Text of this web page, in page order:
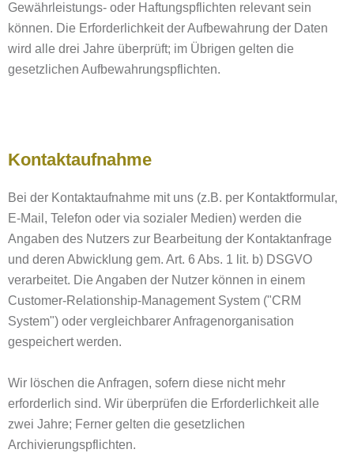
Gewährleistungs- oder Haftungspflichten relevant sein
können. Die Erforderlichkeit der Aufbewahrung der Daten
wird alle drei Jahre überprüft; im Übrigen gelten die
gesetzlichen Aufbewahrungspflichten.
Kontaktaufnahme
Bei der Kontaktaufnahme mit uns (z.B. per Kontaktformular,
E-Mail, Telefon oder via sozialer Medien) werden die
Angaben des Nutzers zur Bearbeitung der Kontaktanfrage
und deren Abwicklung gem. Art. 6 Abs. 1 lit. b) DSGVO
verarbeitet. Die Angaben der Nutzer können in einem
Customer-Relationship-Management System ("CRM
System") oder vergleichbarer Anfragenorganisation
gespeichert werden.
Wir löschen die Anfragen, sofern diese nicht mehr
erforderlich sind. Wir überprüfen die Erforderlichkeit alle
zwei Jahre; Ferner gelten die gesetzlichen
Archivierungspflichten.